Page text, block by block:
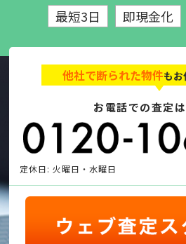
最短3日 即現金化
他社で断られた物件もお
お電話での査定
定休日: 火曜日・水曜日